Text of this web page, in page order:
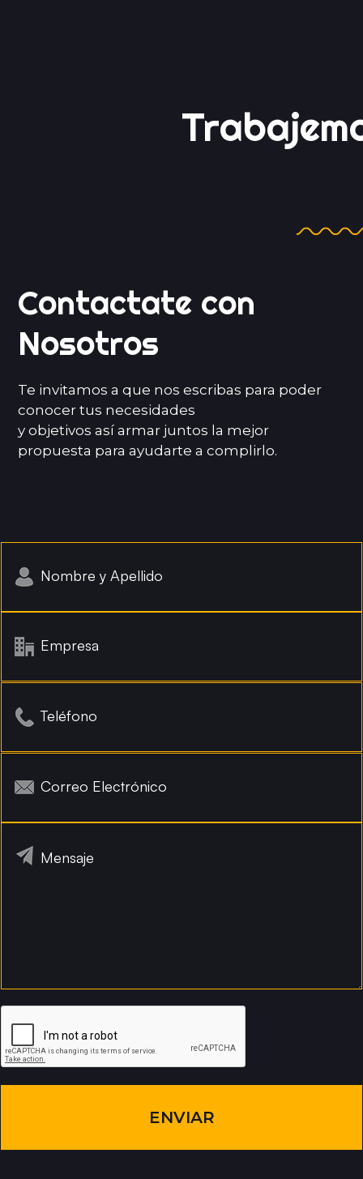
Contactate con
Nosotros
Te invitamos a que nos escribas para poder
conocer tus necesidades
y objetivos así armar juntos la mejor
propuesta para ayudarte a complirlo.